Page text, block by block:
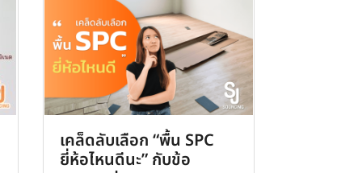
เคล็ดลับเลือก “พื้น SPC
ยี่ห้อไหนดีนะ” กับข้อ